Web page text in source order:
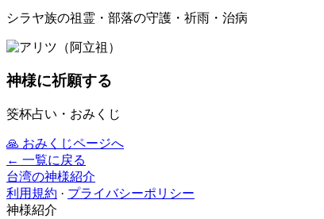
シラヤ族の祖霊・部落の守護・祈雨・治病
神様に祈願する
筊杯占い・おみくじ
🙏 おみくじページへ
← 一覧に戻る
台湾の神様紹介
利用規約 · プライバシーポリシー
神様紹介